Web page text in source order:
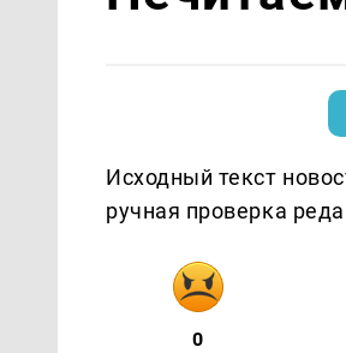
Исходный текст
ручная проверка
0